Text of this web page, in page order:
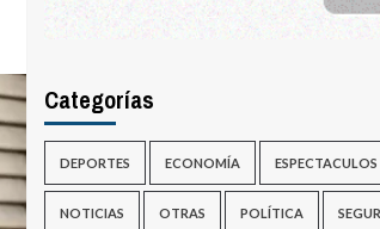
Categorías
DEPORTES ECONOMÍA ESPECTACULOS
NOTICIAS OTRAS POLÍTICA